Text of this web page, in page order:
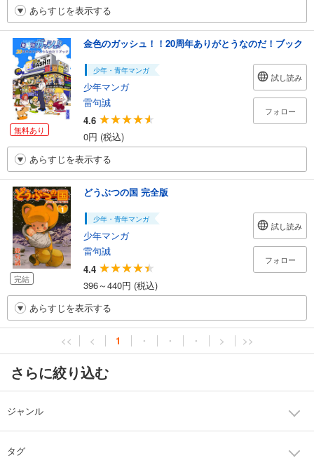
あらすじを表示する
無料あり
金色のガッシュ！！20周年ありがとうなのだ！ブック
少年・青年マンガ
少年マンガ
雷句誠
4.6
0円 (税込)
試し読み
フォロー
あらすじを表示する
完結
どうぶつの国 完全版
少年・青年マンガ
少年マンガ
雷句誠
4.4
396～440円 (税込)
試し読み
フォロー
あらすじを表示する
<< < 1 ・ ・ ・ > >>
さらに絞り込む
ジャンル
タグ